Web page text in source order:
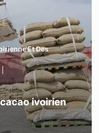
Et Des
ivoirien